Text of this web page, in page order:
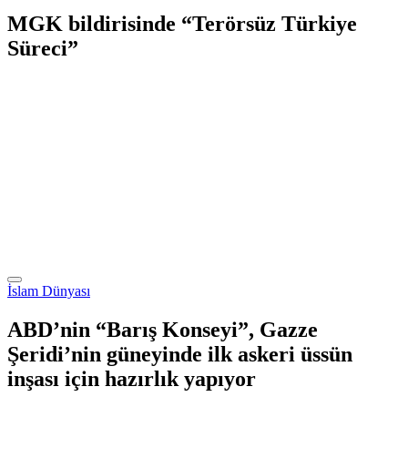
MGK bildirisinde “Terörsüz Türkiye
Süreci”
İslam Dünyası
ABD’nin “Barış Konseyi”, Gazze
Şeridi’nin güneyinde ilk askeri üssün
inşası için hazırlık yapıyor